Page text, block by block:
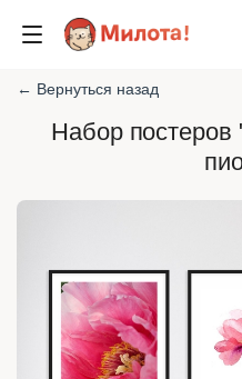
← Вернуться назад
Набор